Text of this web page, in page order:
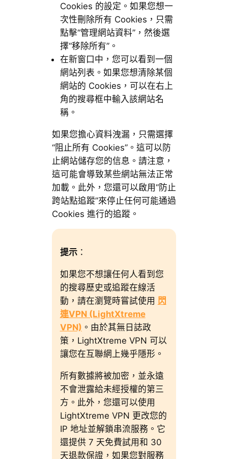
Cookies 的設定。如果您想一
次性刪除所有 Cookies，只需
點擊“管理網站資料”，然後選
擇“移除所有”。
在新窗口中，您可以看到一個
網站列表。如果您想清除某個
網站的 Cookies，可以在右上
角的搜尋框中輸入該網站名
稱。
如果您擔心資料洩漏，只需選擇
“阻止所有 Cookies”。這可以防
止網站儲存您的信息。請注意，
這可能會導致某些網站無法正常
加載。此外，您還可以啟用“防止
跨站點追蹤”來停止任何可能通過
Cookies 進行的追蹤。
提示：
如果您不想讓任何人看到您
的搜尋歷史或追蹤在線活
動，請在瀏覽時嘗試使用 閃
連VPN (LightXtreme
VPN) 。由於其無日誌政
策，LightXtreme VPN 可以
讓您在互聯網上幾乎隱形。
所有數據將被加密，並永遠
不會泄露給未經授權的第三
方。此外，您還可以使用
LightXtreme VPN 更改您的
IP 地址並解鎖串流服務。它
還提供 7 天免費試用和 30
天退款保證，如果您對服務